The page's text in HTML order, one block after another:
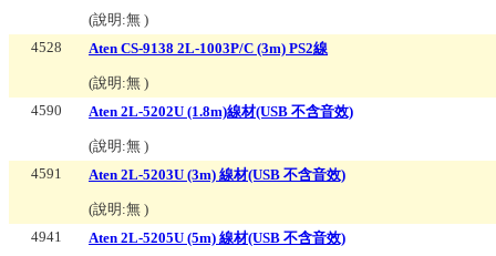
(說明:無 )
4528
Aten CS-9138 2L-1003P/C (3m) PS2線
(說明:無 )
4590
Aten 2L-5202U (1.8m)線材(USB 不含音效)
(說明:無 )
4591
Aten 2L-5203U (3m) 線材(USB 不含音效)
(說明:無 )
4941
Aten 2L-5205U (5m) 線材(USB 不含音效)